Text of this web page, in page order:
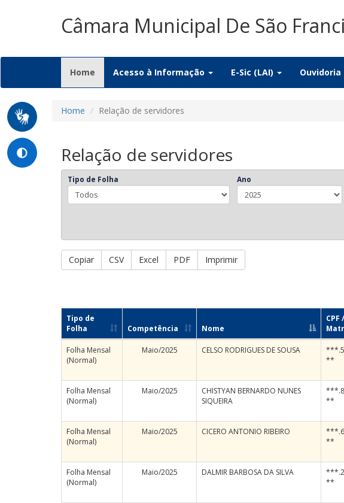
Câmara Municipal De São
Home (current)
Acesso à Informação E-Sic (LAI) Ouvidoria
Home Relação de servidores
Relação de servidores
Tipo de Folha Ano
Copiar CSV Excel PDF Imprimir
Tipo de
Folha
Competência Nome
CPF /
Folha Mensal
(Normal)
Maio/2025 CELSO RODRIGUES DE SOUSA
**
Folha Mensal
(Normal)
Maio/2025
CHISTYAN BERNARDO NUNES
SIQUEIRA
**
Folha Mensal
(Normal)
Maio/2025 CICERO ANTONIO RIBEIRO
**
Folha Mensal
(Normal)
Maio/2025 DALMIR BARBOSA DA SILVA
**